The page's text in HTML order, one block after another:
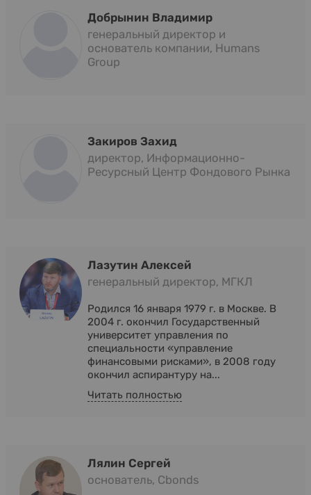
Добрынин Владимир
генеральный директор и
основатель компании, Humans
Group
Закиров Захид
директор, Информационно-
Ресурсный Центр Фондового Рынка
Лазутин Алексей
генеральный директор, МГКЛ
Родился 16 января 1979 г. в Москве. В
2004 г. окончил Государственный
университет управления по
специальности «управление
финансовыми рисками», в 2008 году
окончил аспирантуру на...
Читать полностью
Лялин Сергей
основатель, Cbonds